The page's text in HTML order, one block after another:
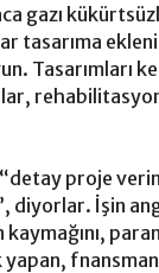
gazı
tasarıma
Tasarımları
proje
diyorlar. İşin